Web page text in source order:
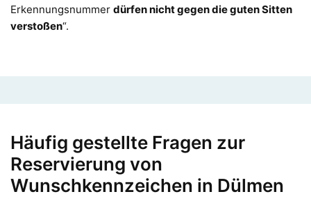
Erkennungsnummer dürfen nicht gegen die guten Sitten
verstoßen“.
Häufig gestellte Fragen zur
Reservierung von
Wunschkennzeichen in Dülmen